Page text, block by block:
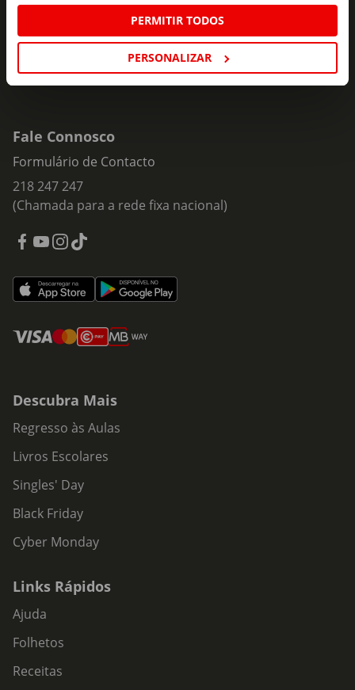
PERMITIR TODOS
PERSONALIZAR
mail
Subscrever
Fale Connosco
Formulário de Contacto
218 247 247
(Chamada para a rede fixa nacional)
Descubra Mais
Regresso às Aulas
Livros Escolares
Singles' Day
Black Friday
Cyber Monday
Links Rápidos
Ajuda
Folhetos
Receitas